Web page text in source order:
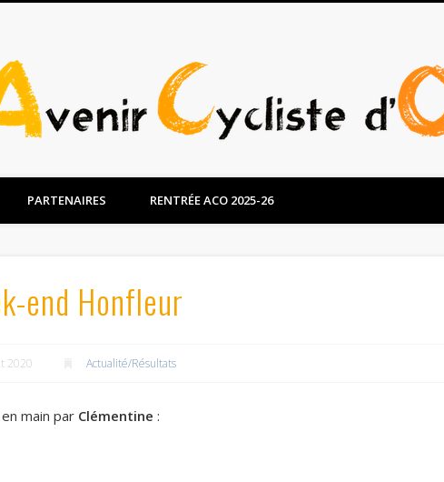
PARTENAIRES RENTRÉE ACO 2025-26
end Honfleur
2020 Actualité/Résultats
main par Clémentine :